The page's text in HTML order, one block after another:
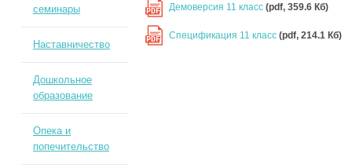
PDF Демоверсия 11 класс(pdf, 359.6 Кб)
PDF Спецификация 11 класс(pdf, 214.1 Кб)
семинары
Наставничество
Дошкольное
образование
Опека и
попечительство